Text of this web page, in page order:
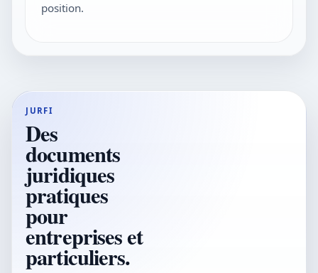
position.
JURFI
Des
documents
juridiques
pratiques
pour
entreprises et
particuliers.